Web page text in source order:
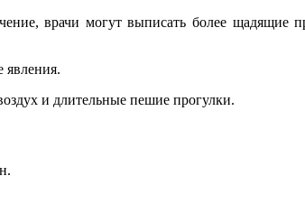
врачи могут выписать более щадящие
явления.
и длительные пешие прогулки.